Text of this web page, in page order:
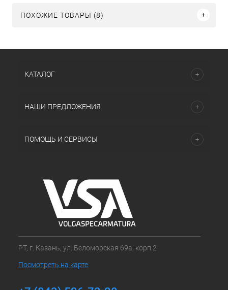
ПОХОЖИЕ ТОВАРЫ (8)
КАТАЛОГ
НАШИ ПРЕДЛОЖЕНИЯ
ПОМОЩЬ И СЕРВИСЫ
РТ, г. Казань, ул. Беломорская 69а, корп.2
Посмотреть на карте